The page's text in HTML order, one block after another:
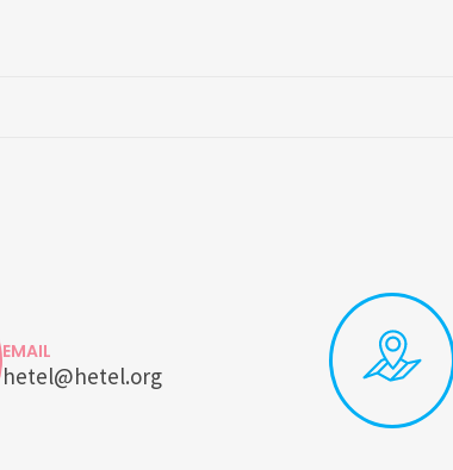
EMAIL
hetel@hetel.org